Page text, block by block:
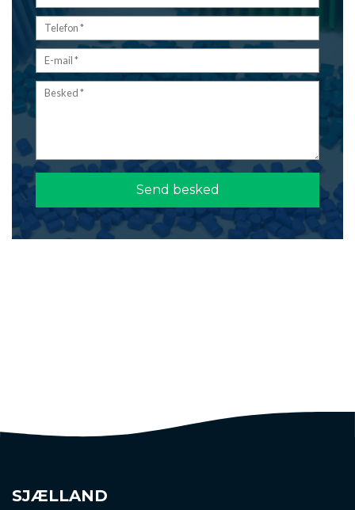
SJÆLLAND